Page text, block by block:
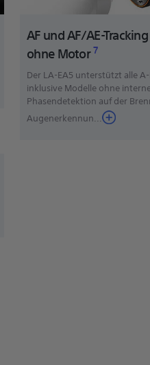
AF und AF/AE-Tracking
ohne Motor7
Der LA-EA5 unterstützt alle
inklusive Modelle ohne
Phasendetektion auf der
Augenerkennun...